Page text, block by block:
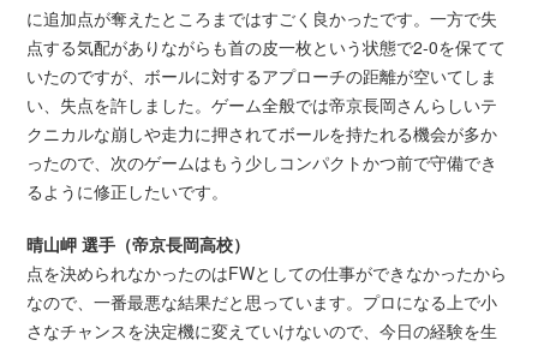
に追加点が奪えたところまではすごく良かったです。一方で失
点する気配がありながらも首の皮一枚という状態で2-0を保てて
いたのですが、ボールに対するアプローチの距離が空いてしま
い、失点を許しました。ゲーム全般では帝京長岡さんらしいテ
クニカルな崩しや走力に押されてボールを持たれる機会が多か
ったので、次のゲームはもう少しコンパクトかつ前で守備でき
るように修正したいです。
晴山岬 選手（帝京長岡高校）
点を決められなかったのはFWとしての仕事ができなかったから
なので、一番最悪な結果だと思っています。プロになる上で小
さなチャンスを決定機に変えていけないので、今日の経験を生